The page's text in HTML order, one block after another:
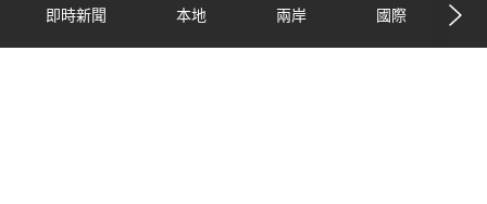
即時新聞 本地 兩岸 國際